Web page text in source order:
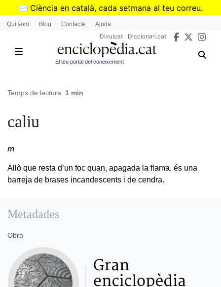
Vés
✉️ Ciència en català, cada setmana al teu correu.
➜Subscriu-te al butlletí de Divulcat
Qui som Blog Contacte Ajuda
Divulcat Diccionari.cat
El teu portal del coneixement
Temps de lectura: 1 min
caliu
m
Allò que resta d’un foc quan, apagada la flama, és una
barreja de brases incandescents i de cendra.
Metadades
Obra